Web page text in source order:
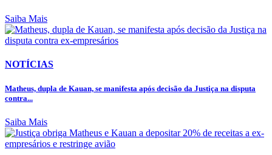
Saiba Mais
NOTÍCIAS
Matheus, dupla de Kauan, se manifesta após decisão da Justiça na disputa
contra...
Saiba Mais